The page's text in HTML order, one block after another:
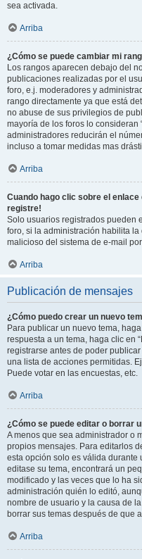
sea activada.
Arriba
¿Cómo se puede cambiar mi
Los rangos aparecen debajo del
publicaciones realizadas por el
foro, e.j. moderadores y
rango directamente ya que está
no abuse de sus privilegios de
mayoría de los foros lo consideran
administradores reducirán el
incluso a tomar medidas mas
Arriba
Cuando hago clic sobre el enlace
registre!
Solo usuarios registrados pueden
foro, si la administración habilita
malicioso del sistema de e-mail
Arriba
Publicación de mensajes
¿Cómo puedo crear un nuevo
Para publicar un nuevo tema,
respuesta a un tema, haga clic en
registrarse antes de poder
una lista de acciones permitidas.
Puede votar en las encuestas, etc.
Arriba
¿Cómo se puede editar o borrar
A menos que sea administrador o
propios mensajes. Para editarlos
esta opción solo es válida durante
editase su tema, encontrará un
modificado y las veces que lo ha
administración quién lo editó,
nombre de usuario y la causa de
borrar sus temas después de que
Arriba